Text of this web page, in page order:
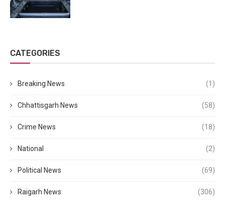
CATEGORIES
Breaking News (1)
Chhattisgarh News (58)
Crime News (18)
National (2)
Political News (69)
Raigarh News (306)